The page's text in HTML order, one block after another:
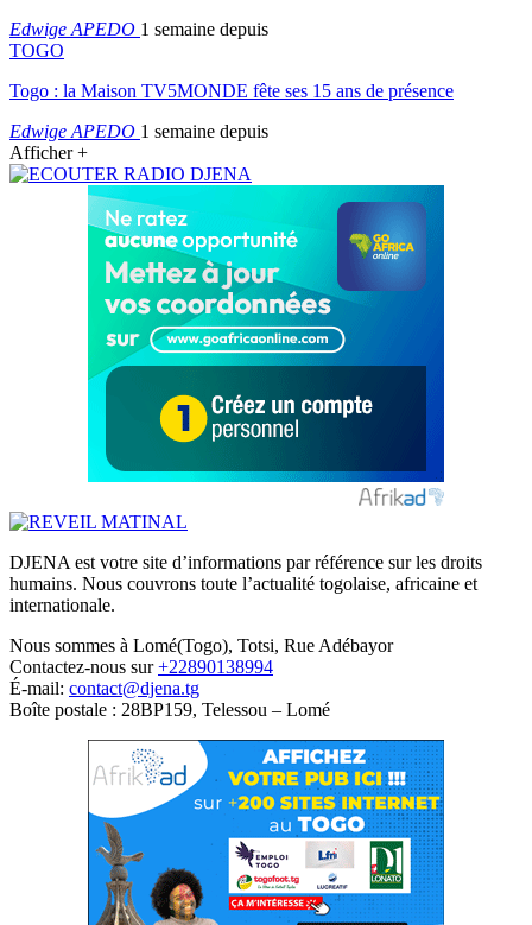
Edwige APEDO 1 semaine depuis
TOGO
Togo : la Maison TV5MONDE fête ses 15 ans de présence
Edwige APEDO 1 semaine depuis
Afficher +
DJENA est votre site d’informations par référence sur les droits
humains. Nous couvrons toute l’actualité togolaise, africaine et
internationale.
Nous sommes à Lomé(Togo), Totsi, Rue Adébayor
Contactez-nous sur+22890138994
É-mail: contact@djena.tg
Boîte postale : 28BP159, Telessou – Lomé